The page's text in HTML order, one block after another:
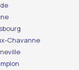
Chavanne